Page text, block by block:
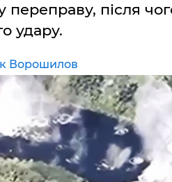
переправу, після
удару.
Ворошилов